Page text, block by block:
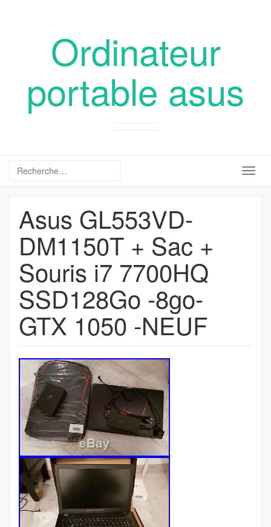
Ordinateur
portable asus
Asus GL553VD-
DM1150T + Sac +
Souris i7 7700HQ
SSD128Go -8go-
GTX 1050 -NEUF